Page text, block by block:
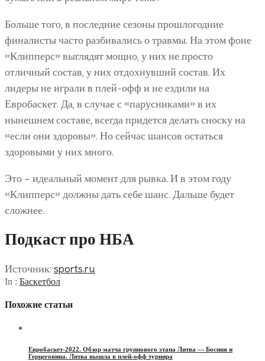
Больше того, в последние сезоны прошлогодние
финалисты часто разбивались о травмы. На этом фоне
«Клипперс» выглядят мощно, у них не просто
отличный состав, у них отдохнувший состав. Их
лидеры не играли в плей-офф и не ездили на
Евробаскет. Да, в случае с «парусниками» в их
нынешнем составе, всегда придется делать сноску на
«если они здоровы». Но сейчас шансов остаться
здоровыми у них много.
Это – идеальный момент для рывка. И в этом году
«Клипперс» должны дать себе шанс. Дальше будет
сложнее.
Подкаст про НБА
Источник: sports.ru
In : Баскетбол
Похожие статьи
Евробаскет-2022. Обзор матча группового этапа Литва — Босния и
Герцеговина. Литва вышла в плей-офф турнира